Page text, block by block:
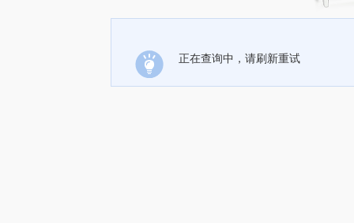
正在查询中，请刷新重试